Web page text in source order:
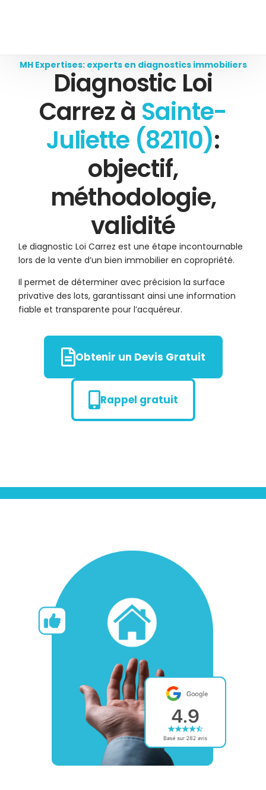
MH Expertises: experts en diagnostics immobiliers
Diagnostic Loi
Carrez à Sainte-
Juliette (82110):
objectif,
méthodologie,
validité
Le diagnostic Loi Carrez est une étape incontournable
lors de la vente d’un bien immobilier en copropriété.
Il permet de déterminer avec précision la surface
privative des lots, garantissant ainsi une information
fiable et transparente pour l’acquéreur.
Obtenir un Devis Gratuit
Rappel gratuit